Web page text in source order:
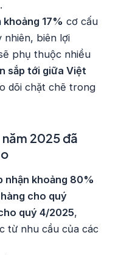
17% cơ cấu
nhiên, biên lợi
phụ thuộc nhiều
sắp tới giữa Việt
dõi chặt chẽ trong
2025 đã
nhận khoảng 80%
cho quý
quý 4/2025,
từ nhu cầu của các